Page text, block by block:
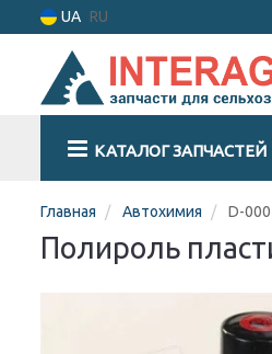
UA RU
КАТАЛОГ ЗАПЧАСТЕЙ
Главная Автохимия D-
Полироль